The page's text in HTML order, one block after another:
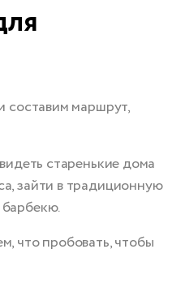
составим маршрут,
старенькие дома
зайти в традиционную
что пробовать, чтобы